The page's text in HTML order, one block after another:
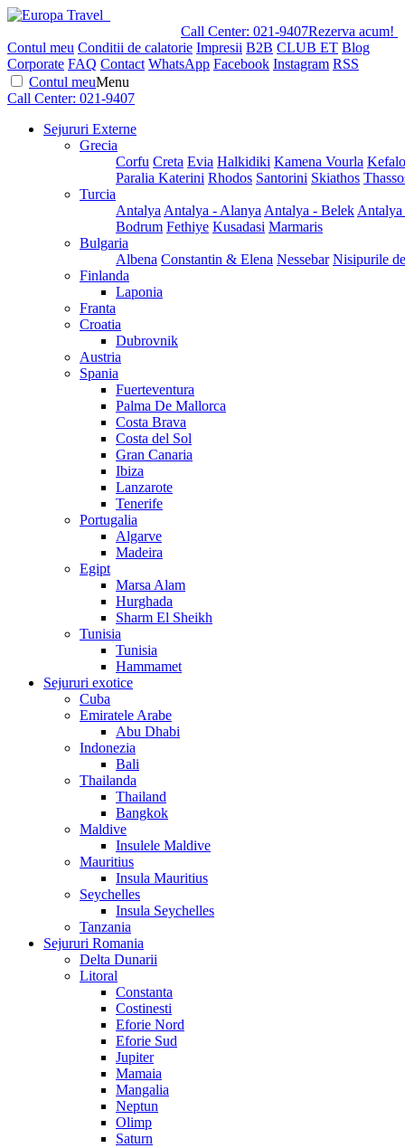
Call Center: 021-9407Rezerva acum!
Contul meu Conditii de calatorie Impresii B2B CLUB ET Blog
Corporate FAQ Contact WhatsApp Facebook Instagram RSS
Contul meuMenu
Call Center: 021-9407
Sejururi Externe
Grecia
Corfu Creta Evia Halkidiki Kamena Vourla
Paralia Katerini Rhodos Santorini Skiathos
Turcia
Antalya Antalya - Alanya Antalya - Belek
Bodrum Fethiye Kusadasi Marmaris
Bulgaria
Albena Constantin & Elena Nessebar Nisipurile
Finlanda
Laponia
Franta
Croatia
Dubrovnik
Austria
Spania
Fuerteventura
Palma De Mallorca
Costa Brava
Costa del Sol
Gran Canaria
Ibiza
Lanzarote
Tenerife
Portugalia
Algarve
Madeira
Egipt
Marsa Alam
Hurghada
Sharm El Sheikh
Tunisia
Tunisia
Hammamet
Sejururi exotice
Cuba
Emiratele Arabe
Abu Dhabi
Indonezia
Bali
Thailanda
Thailand
Bangkok
Maldive
Insulele Maldive
Mauritius
Insula Mauritius
Seychelles
Insula Seychelles
Tanzania
Sejururi Romania
Delta Dunarii
Litoral
Constanta
Costinesti
Eforie Nord
Eforie Sud
Jupiter
Mamaia
Mangalia
Neptun
Olimp
Saturn